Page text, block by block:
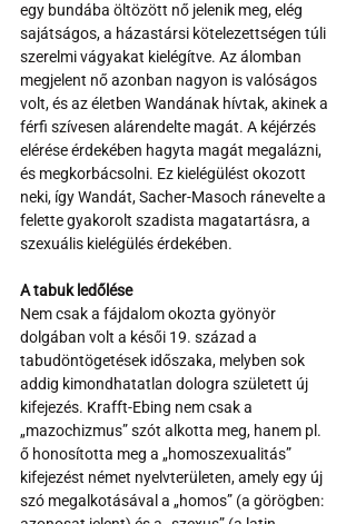
egy bundába öltözött nő jelenik meg, elég
sajátságos, a házastársi kötelezettségen túli
szerelmi vágyakat kielégítve. Az álomban
megjelent nő azonban nagyon is valóságos
volt, és az életben Wandának hívtak, akinek a
férfi szívesen alárendelte magát. A kéjérzés
elérése érdekében hagyta magát megalázni,
és megkorbácsolni. Ez kielégülést okozott
neki, így Wandát, Sacher-Masoch ránevelte a
felette gyakorolt szadista magatartásra, a
szexuális kielégülés érdekében.
A tabuk ledőlése
Nem csak a fájdalom okozta gyönyör
dolgában volt a késői 19. század a
tabudöntögetések időszaka, melyben sok
addig kimondhatatlan dologra született új
kifejezés. Krafft-Ebing nem csak a
„mazochizmus” szót alkotta meg, hanem pl.
ő honosította meg a „homoszexualitás”
kifejezést német nyelvterületen, amely egy új
szó megalkotásával a „homos” (a görögben: